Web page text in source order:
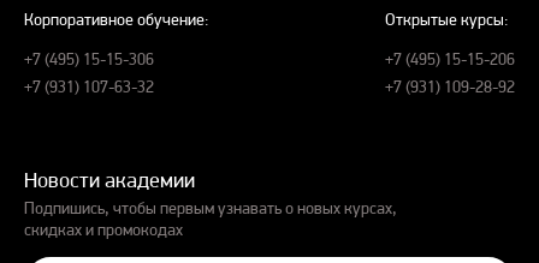
Корпоративное обучение:
+7 (495) 15-15-306
+7 (931) 107-63-32
Открытые курсы:
+7 (495) 15-15-206
+7 (931) 109-28-92
Новости академии
Подпишись, чтобы первым узнавать о новых курсах,
скидках и промокодах